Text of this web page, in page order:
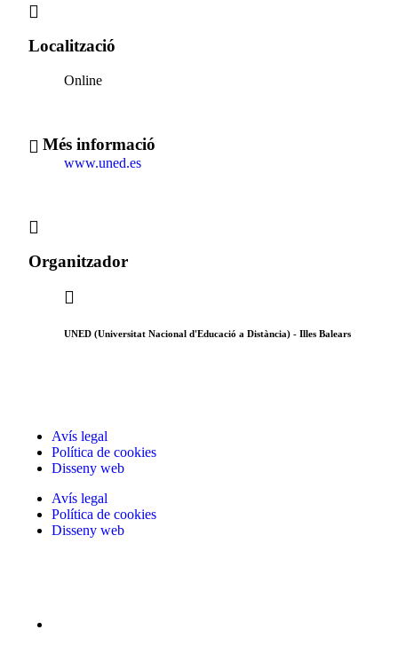
Localització
Online
Més informació
www.uned.es
Organitzador
UNED (Universitat Nacional d'Educació a Distància) - Illes Balears
Avís legal
Política de cookies
Disseny web
Avís legal
Política de cookies
Disseny web